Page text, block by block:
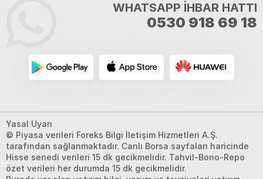
WHATSAPP İHBAR HATTI
0530 918 69 18
Yasal Uyarı
© Piyasa verileri Foreks Bilgi İletişim Hizmetleri A.Ş.
tarafından sağlanmaktadır. Canlı Borsa sayfaları haricinde
Hisse senedi verileri 15 dk gecikmelidir. Tahvil-Bono-Repo
özet verileri her durumda 15 dk gecikmelidir.